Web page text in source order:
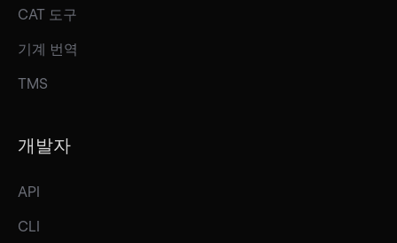
CAT 도구
기계 번역
TMS
개발자
API
CLI